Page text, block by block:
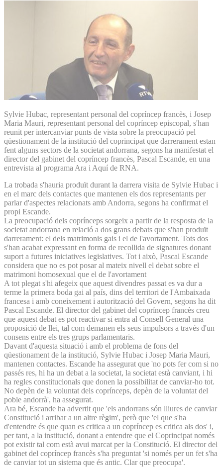
Sylvie Hubac, representant personal del copríncep francès, i Josep
Maria Mauri, representant personal del copríncep episcopal, s'han
reunit per intercanviar punts de vista sobre la preocupació pel
qüestionament de la institució del coprincipat que darrerament estan
fent alguns sectors de la societat andorrana, segons ha manifestat el
director del gabinet del copríncep francès, Pascal Escande, en una
entrevista al programa Ara i Aquí de RNA.
La trobada s'hauria produït durant la darrera visita de Sylvie Hubac i
en el marc dels contactes que mantenen els dos representants per
parlar d'aspectes relacionats amb Andorra, segons ha confirmat el
propi Escande.
La preocupació dels coprínceps sorgeix a partir de la resposta de la
societat andorrana en relació a dos grans debats que s'han produït
darrerament: el dels matrimonis gais i el de l'avortament. Tots dos
s'han acabat expressant en forma de recollida de signatures donant
suport a futures iniciatives legislatives. Tot i això, Pascal Escande
considera que no es pot posar al mateix nivell el debat sobre el
matrimoni homosexual que el de l'avortament
A tot plegat s'hi afegeix que aquest divendres passat es va dur a
terme la primera boda gai al país, dins del territori de l'Ambaixada
francesa i amb coneixement i autorització del Govern, segons ha dit
Pascal Escande. El director del gabinet del copríncep francès creu
que aquest debat es pot reactivar si entra al Consell General una
proposició de llei, tal com demanen els seus impulsors a través d'un
consens entre els tres grups parlamentaris.
Davant d'aquesta situació i amb el problema de fons del
qüestionament de la institució, Sylvie Hubac i Josep Maria Mauri,
mantenen contactes. Escande ha assegurat que 'no pots fer com si no
passés res, hi ha un debat a la societat, la societat està canviant, i hi
ha regles constitucionals que donen la possibilitat de canviar-ho tot.
No depèn de la voluntat dels coprínceps, depèn de la voluntat del
poble andorrà', ha assegurat.
Ara bé, Escande ha advertit que 'els andorrans són lliures de canviar
Constitució i arribar a un altre règim', però que 'el que s'ha
d'entendre és que quan es critica a un copríncep es critica als dos' i,
per tant, a la institució, donant a entendre que el Coprincipat només
pot existir tal com està avui marcat per la Constitució. El director del
gabinet del copríncep francès s'ha preguntat 'si només per un fet s'ha
de canviar tot un sistema que és antic. Clar que preocupa'.